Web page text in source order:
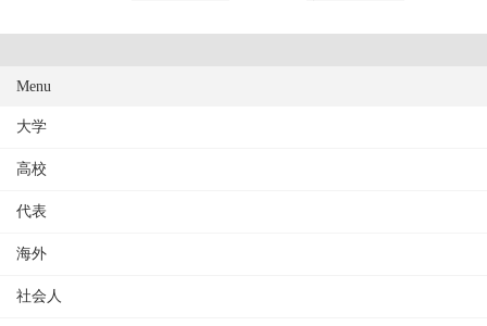
Menu
大学
高校
代表
海外
社会人